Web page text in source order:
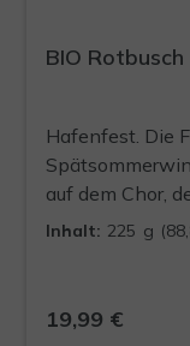
BIO Rotbusch
Hafenfest. Die
auf dem Chor,
Gleich ist sie
Schluck aus der
Inhalt: 225 g
19,99 €